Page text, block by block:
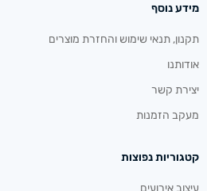
מידע נוסף
תקנון, תנאי שימוש והחזרת מוצרים
אודותנו
יצירת קשר
מעקב הזמנות
קטגוריות נפוצות
עיצוב אירועים